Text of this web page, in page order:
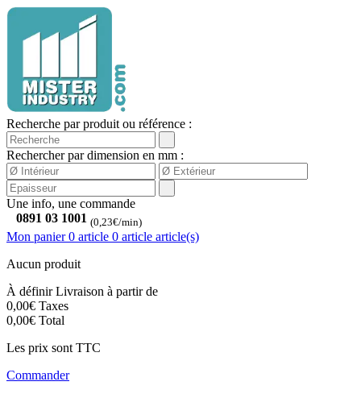
Recherche par produit ou référence :
Rechercher par dimension en mm :
Une info, une commande
0891 03 1001 (0,23€/min)
Mon panier 0 article 0 article article(s)
Aucun produit
À définirLivraison à partir de
0,00€ Taxes
0,00€ Total
Les prix sont TTC
Commander